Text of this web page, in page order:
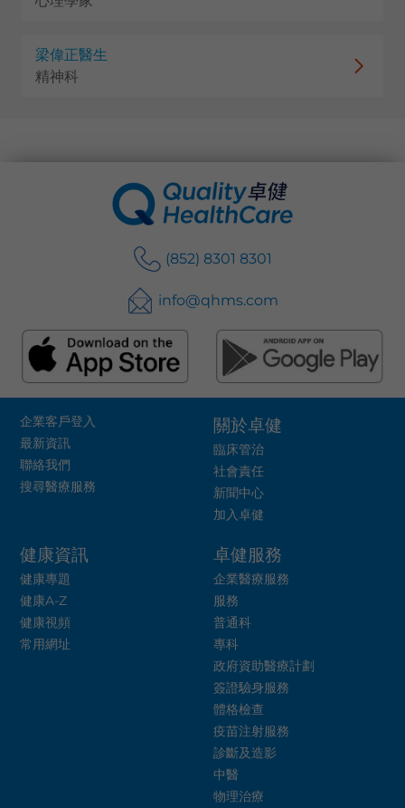
梁偉正醫生
精神科
(852) 8301 8301
info@qhms.com
企業客戶登入
最新資訊
聯絡我們
搜尋醫療服務
關於卓健
臨床管治
社會責任
新聞中心
加入卓健
健康資訊
健康專題
健康A-Z
健康視頻
常用網址
卓健服務
企業醫療服務
服務
普通科
專科
政府資助醫療計劃
簽證驗身服務
體格檢查
疫苗注射服務
診斷及造影
中醫
物理治療